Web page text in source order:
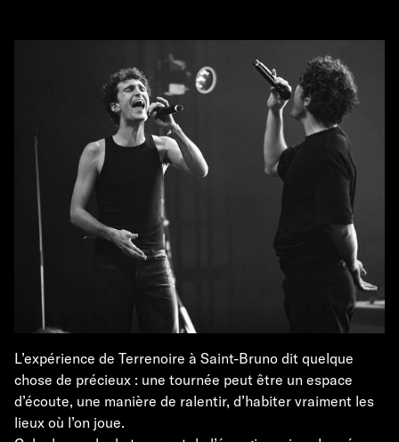
L’expérience de Terrenoire à Saint-Bruno dit quelque
chose de précieux : une tournée peut être un espace
d’écoute, une manière de ralentir, d’habiter vraiment les
lieux où l’on joue.